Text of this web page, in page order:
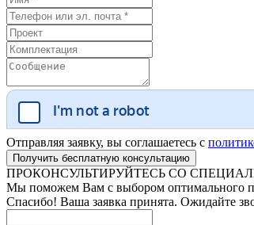
Отправляя заявку, вы соглашаетесь с
ПРОКОНСУЛЬТИРУЙТЕСЬ СО
Мы поможем Вам с выбором оптимального
Спасибо! Ваша заявка принята. Ожидайте